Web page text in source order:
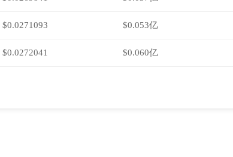
$0.0271093 $0.053亿
$0.0272041 $0.060亿